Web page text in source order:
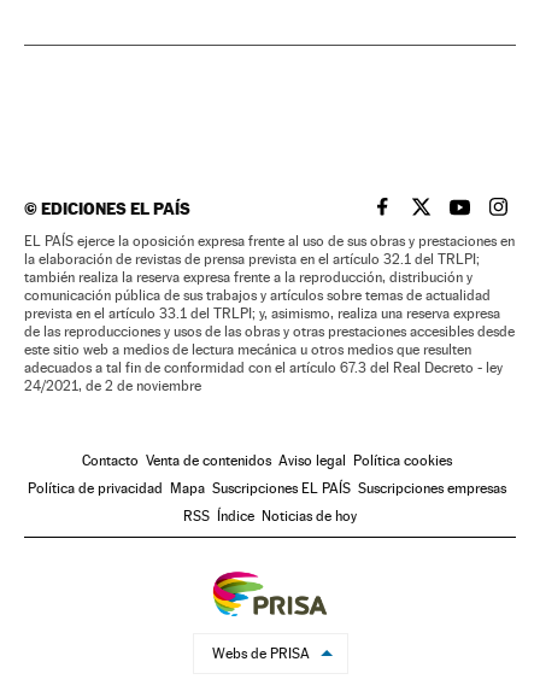
©EDICIONES EL PAÍS EL PAÍS BRASIL EN
EL PAÍSEL PAÍS
EL
EL PAÍS ejerce la oposición expresa frente al uso de sus obras y prestaciones en
la elaboración de revistas de prensa prevista en el artículo 32.1 del TRLPI;
también realiza la reserva expresa frente a la reproducción, distribución y
comunicación pública de sus trabajos y artículos sobre temas de actualidad
prevista en el artículo 33.1 del TRLPI; y, asimismo, realiza una reserva expresa
de las reproducciones y usos de las obras y otras prestaciones accesibles desde
este sitio web a medios de lectura mecánica u otros medios que resulten
adecuados a tal fin de conformidad con el artículo 67.3 del Real Decreto - ley
24/2021, de 2 de noviembre
Contacto Venta de contenidos Aviso legal Política cookies
Política de privacidad Mapa Suscripciones EL PAÍS Suscripciones empresas
RSS Índice Noticias de hoy
Webs de PRISA